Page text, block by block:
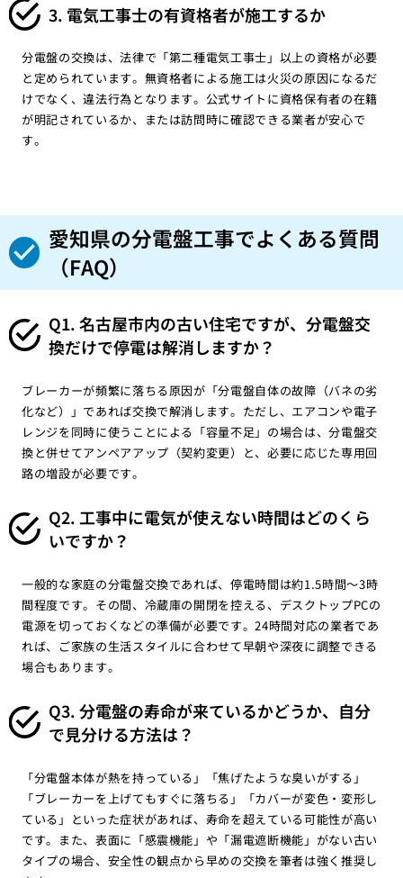
3. 電気工事士の有資格者が施工するか
分電盤の交換は、法律で「第二種電気工事士」以上の資格が必要
と定められています。無資格者による施工は火災の原因になるだ
けでなく、違法行為となります。公式サイトに資格保有者の在籍
が明記されているか、または訪問時に確認できる業者が安心で
す。
愛知県の分電盤工事でよくある質問
（FAQ）
Q1. 名古屋市内の古い住宅ですが、分電盤交
換だけで停電は解消しますか？
ブレーカーが頻繁に落ちる原因が「分電盤自体の故障（バネの劣
化など）」であれば交換で解消します。ただし、エアコンや電子
レンジを同時に使うことによる「容量不足」の場合は、分電盤交
換と併せてアンペアアップ（契約変更）と、必要に応じた専用回
路の増設が必要です。
Q2. 工事中に電気が使えない時間はどのくら
いですか？
一般的な家庭の分電盤交換であれば、停電時間は約1.5時間〜3時
間程度です。その間、冷蔵庫の開閉を控える、デスクトップPCの
電源を切っておくなどの準備が必要です。24時間対応の業者であ
れば、ご家族の生活スタイルに合わせて早朝や深夜に調整できる
場合もあります。
Q3. 分電盤の寿命が来ているかどうか、自分
で見分ける方法は？
「分電盤本体が熱を持っている」「焦げたような臭いがする」
「ブレーカーを上げてもすぐに落ちる」「カバーが変色・変形し
ている」といった症状があれば、寿命を超えている可能性が高い
です。また、表面に「感震機能」や「漏電遮断機能」がない古い
タイプの場合、安全性の観点から早めの交換を筆者は強く推奨し